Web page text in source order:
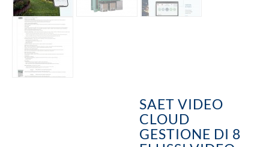
SAET VIDEO
CLOUD
GESTIONE DI 8